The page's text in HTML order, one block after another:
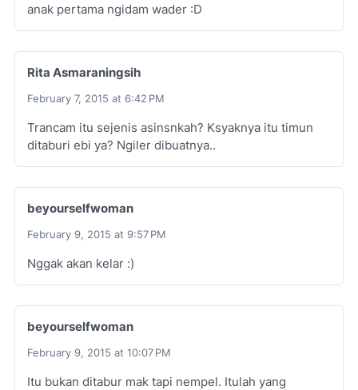
anak pertama ngidam wader :D
Rita Asmaraningsih
February 7, 2015 at 6:42 PM
Trancam itu sejenis asinsnkah? Ksyaknya itu timun
ditaburi ebi ya? Ngiler dibuatnya..
beyourselfwoman
February 9, 2015 at 9:57 PM
Nggak akan kelar :)
beyourselfwoman
February 9, 2015 at 10:07 PM
Itu bukan ditabur mak tapi nempel. Itulah yang